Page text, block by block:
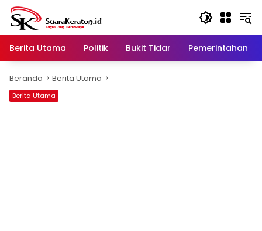
Langsung
konten
Berita Utama
Politik Bukit Tidar Pemerintahan
Beranda Berita Utama
Berita Utama